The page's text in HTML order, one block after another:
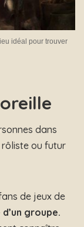
idéal pour trouver
dans
ou futur
de jeux de
groupe.